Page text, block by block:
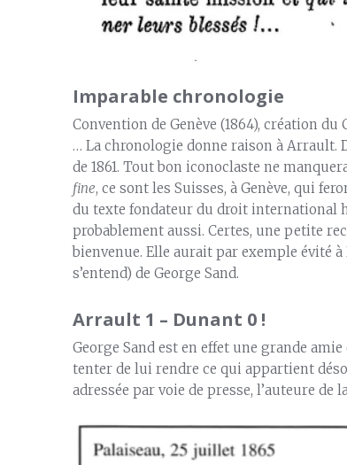
Imparable chronologie
Convention de Genève (1864), création du
… La chronologie donne raison à Arrault.
de 1861. Tout bon iconoclaste ne
fine, ce sont les Suisses, à Genève, qui
du texte fondateur du droit international
probablement aussi. Certes, une petite
bienvenue. Elle aurait par exemple évité
s’entend) de George Sand.
Arrault 1 – Dunant 0 !
George Sand est en effet une grande
tenter de lui rendre ce qui appartient
adressée par voie de presse, l’auteure de la